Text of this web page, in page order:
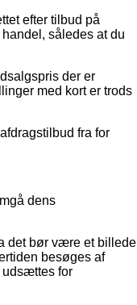
efter tilbud på
således at du
der er
med kort er trods
fra for
dens
det bør være et billede
besøges af
udsættes for